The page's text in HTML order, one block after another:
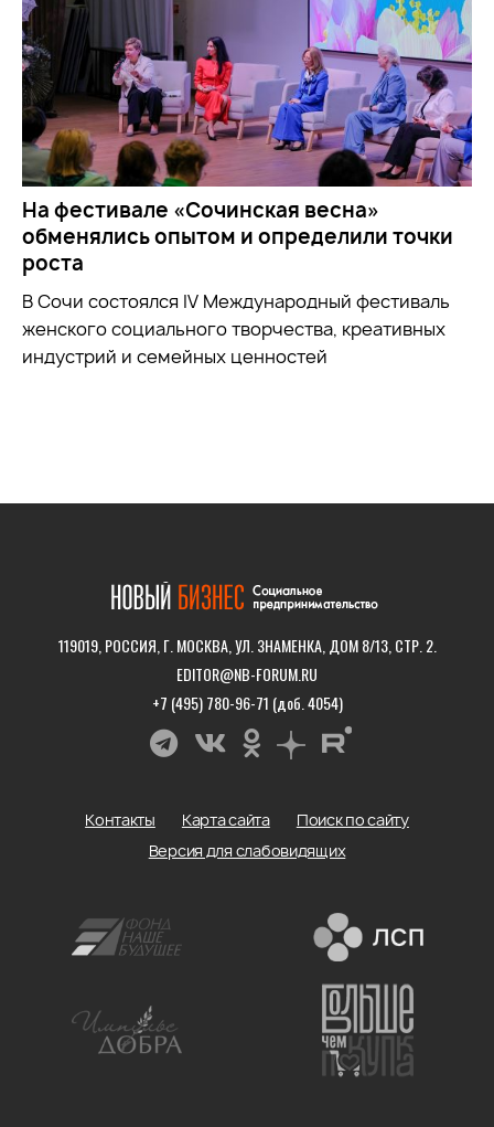
На фестивале «Сочинская весна»
обменялись опытом и определили точки
роста
В Сочи состоялся IV Международный фестиваль
женского социального творчества, креативных
индустрий и семейных ценностей
119019, РОССИЯ, Г. МОСКВА, УЛ. ЗНАМЕНКА, ДОМ 8/13, СТР. 2.
EDITOR@NB-FORUM.RU
+7 (495) 780-96-71 (доб. 4054)
Контакты Карта сайта
Поиск по сайту
Версия для слабовидящих